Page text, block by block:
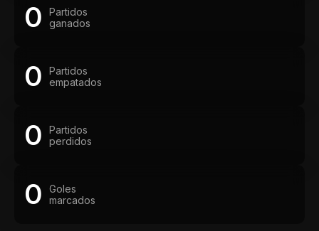
0
Partidos
ganados
0
Partidos
empatados
0
Partidos
perdidos
0
Goles
marcados